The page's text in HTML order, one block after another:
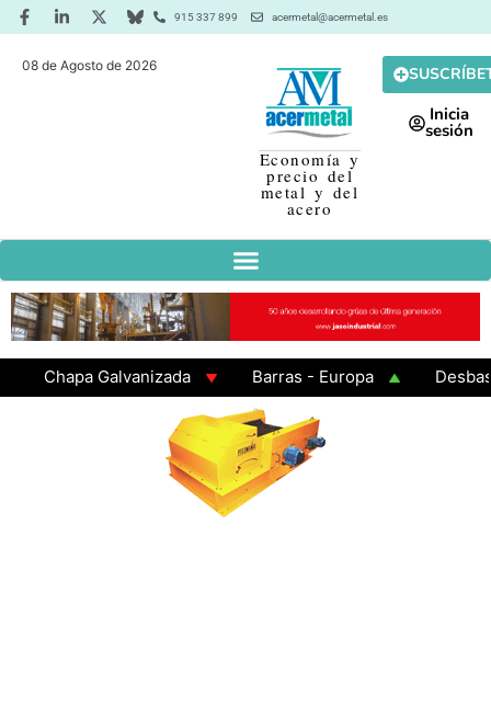
915 337 899 acermetal@acermetal.es
08 de Agosto de 2026
Economía y
precio del
metal y del
acero
Inicia
sesión
Chapa Galvanizada Barras - Europa
Desbaste -
GAMA 3 - Cuadrados 200x200x8